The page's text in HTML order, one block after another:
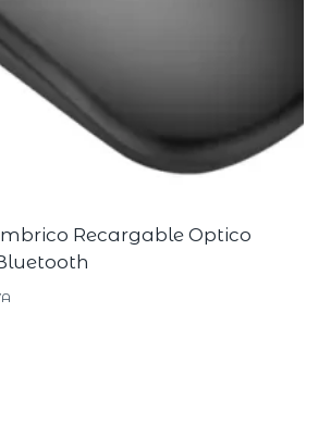
Recargable Optico